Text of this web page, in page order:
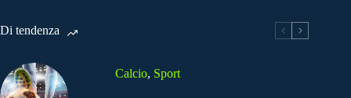
Di tendenza
Calcio, Sport